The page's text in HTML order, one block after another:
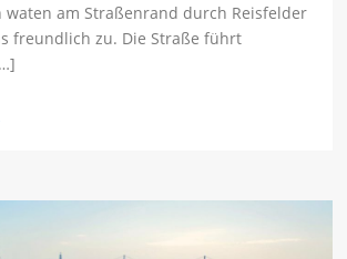
waten am Straßenrand durch Reisfelder
freundlich zu. Die Straße führt